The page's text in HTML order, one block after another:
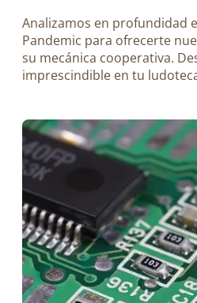
Analizamos en profundidad
Pandemic para ofrecerte
su mecánica cooperativa.
imprescindible en tu